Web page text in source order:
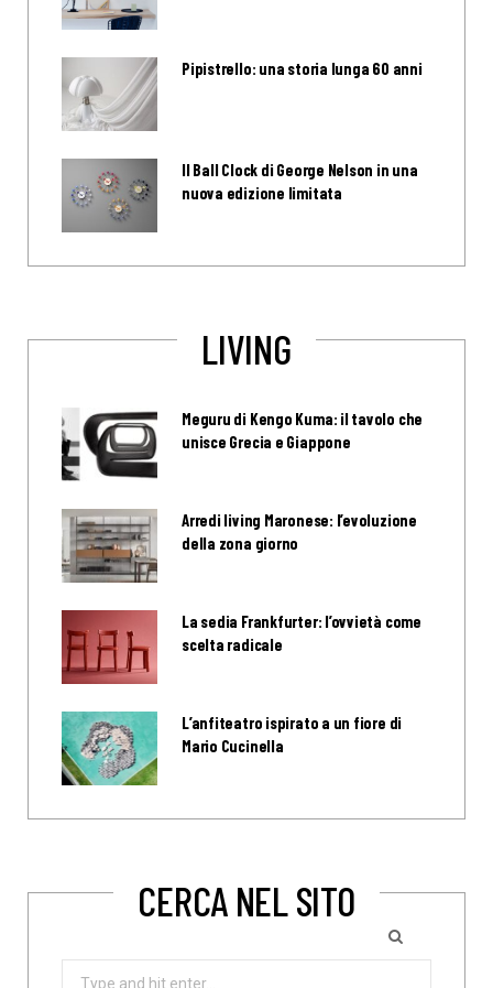
Pipistrello: una storia lunga 60 anni
Il Ball Clock di George Nelson in una
nuova edizione limitata
LIVING
Meguru di Kengo Kuma: il tavolo che
unisce Grecia e Giappone
Arredi living Maronese: l’evoluzione
della zona giorno
La sedia Frankfurter: l’ovvietà come
scelta radicale
L’anfiteatro ispirato a un fiore di
Mario Cucinella
CERCA NEL SITO
Search